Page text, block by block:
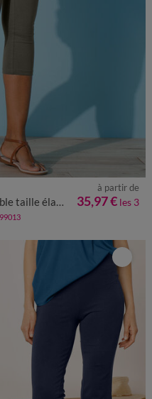
54
- lot de 3
à partir de
35,97 € les 3